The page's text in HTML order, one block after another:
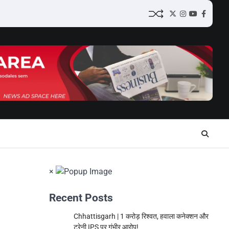
TwitterInstagram
YouTube
×
Recent Posts
Chhattisgarh | 1 करोड़ रिश्वत, हवाला कनेक्शन और
ट्रेनी IPS पर गंभीर आरोप!